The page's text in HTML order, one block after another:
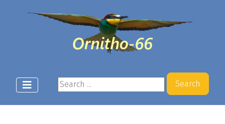
Search ...
Search